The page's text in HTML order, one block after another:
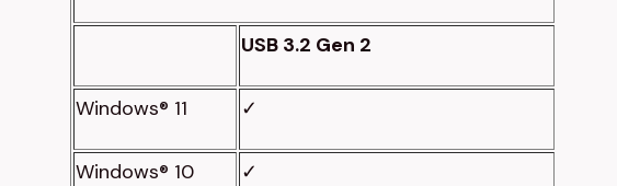
USB 3.2 Gen 2
Windows® 11 ✓
Windows® 10 ✓